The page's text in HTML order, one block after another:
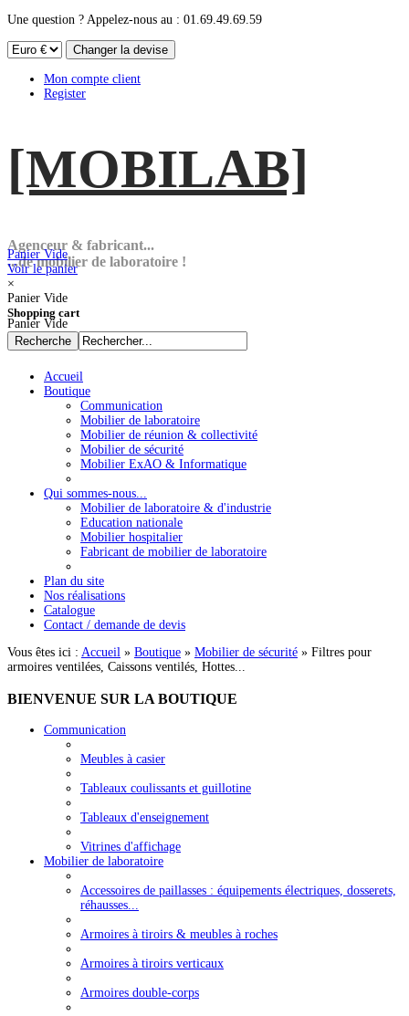
Une question ? Appelez-nous au : 01.69.49.69.59
Mon compte client
Register
[MOBILAB]
Agenceur & fabricant...
...de mobilier de laboratoire !
Panier Vide
Voir le panier
×
Panier Vide
Shopping cart
Panier Vide
Accueil
Boutique
Communication
Mobilier de laboratoire
Mobilier de réunion & collectivité
Mobilier de sécurité
Mobilier ExAO & Informatique
Qui sommes-nous...
Mobilier de laboratoire & d'industrie
Education nationale
Mobilier hospitalier
Fabricant de mobilier de laboratoire
Plan du site
Nos réalisations
Catalogue
Contact / demande de devis
Vous êtes ici : Accueil » Boutique » Mobilier de sécurité » Filtres pour
armoires ventilées, Caissons ventilés, Hottes...
BIENVENUE SUR LA BOUTIQUE
Communication
Meubles à casier
Tableaux coulissants et guillotine
Tableaux d'enseignement
Vitrines d'affichage
Mobilier de laboratoire
Accessoires de paillasses : équipements électriques, dosserets,
réhausses...
Armoires à tiroirs & meubles à roches
Armoires à tiroirs verticaux
Armoires double-corps